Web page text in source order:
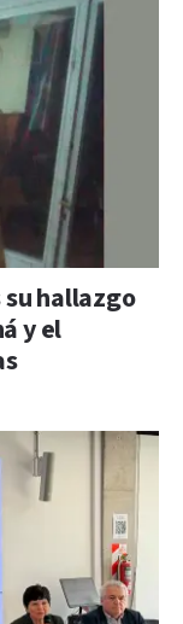
hallazgo
y el